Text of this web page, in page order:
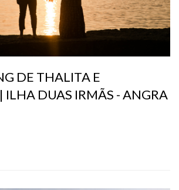
DE THALITA E
ILHA DUAS IRMÃS - ANGRA